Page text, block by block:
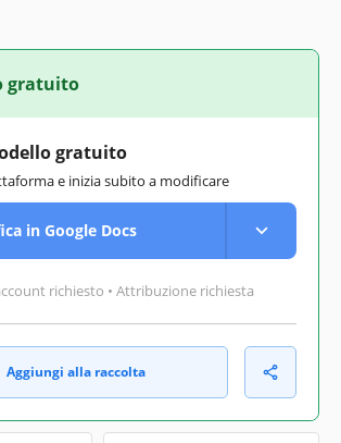
gratuito
gratuito
e inizia subito a modificare
in Google Docs
richiesto • Attribuzione richiesta
Aggiungi alla raccolta